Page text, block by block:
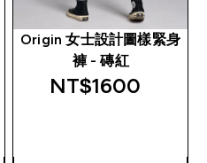
Origin 女士設計圖樣緊身
褲 - 磚紅
NT$1600‎